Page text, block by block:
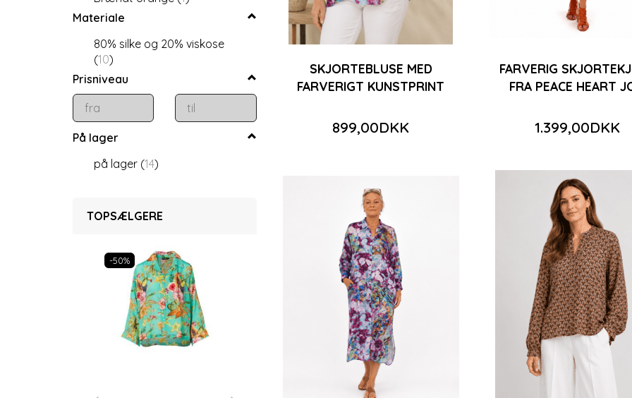
Materiale
80% silke og 20% viskose
(10)
Prisniveau
På lager
på lager (14)
TOPSÆLGERE
-50%
SKJORTEBLUSE MED
FARVERIGT KUNSTPRINT
899,00DKK
FARVERIG
FRA PEACE HEART
1.399,00DKK